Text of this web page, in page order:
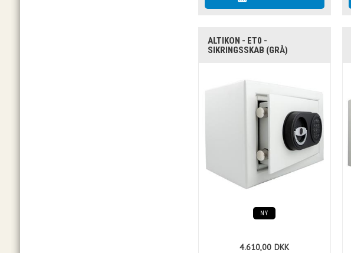
ALTIKON - ET0 -
SIKRINGSSKAB (GRÅ)
NY
4.610,00 DKK